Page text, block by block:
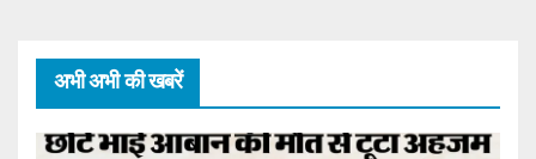
अभी अभी की खबरें